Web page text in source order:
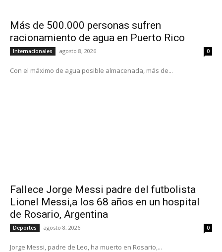
Más de 500.000 personas sufren
racionamiento de agua en Puerto Rico
Internacionales agosto 8, 2026 0
Con el máximo de agua posible almacenada, más de...
Fallece Jorge Messi padre del futbolista
Lionel Messi,a los 68 años en un hospital
de Rosario, Argentina
Deportes agosto 8, 2026 0
Jorge Messi, padre de Leo, ha muerto en Rosario,...